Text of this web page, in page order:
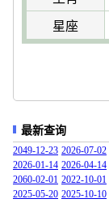
星座
最新查询
2049-12-23 2026-07-02
2026-01-14 2026-04-14
2060-02-01 2022-10-01
2025-05-20 2025-10-10